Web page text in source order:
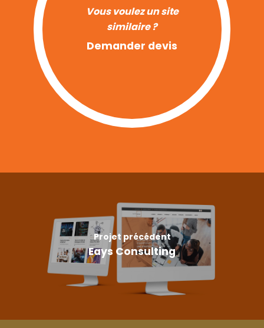
Vous voulez un site
similaire ?
Demander devis
Projet précédent
Eays Consulting